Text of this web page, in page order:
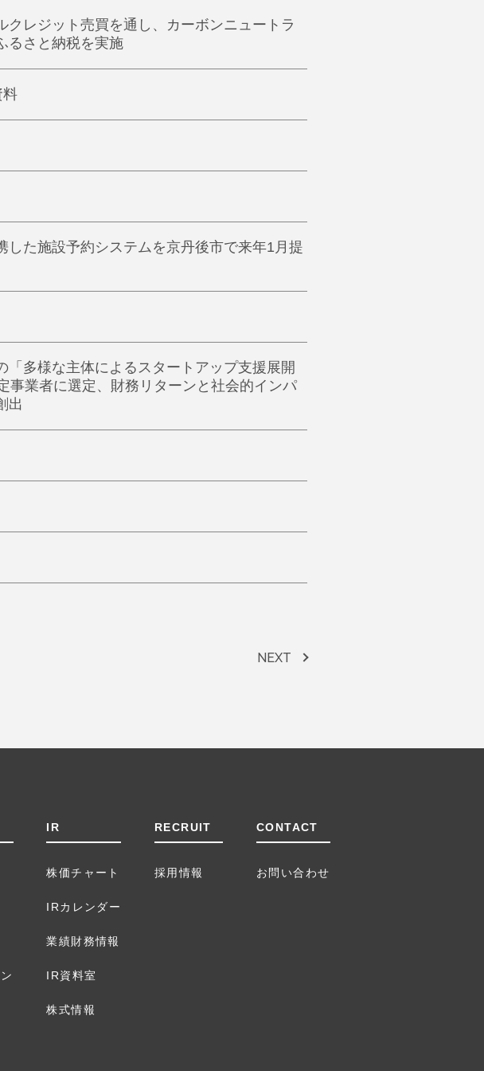
レジット売買を通し、カーボンニュートラ
るさと納税を実施
料
した施設予約システムを京丹後市で来年1月提
「多様な主体によるスタートアップ支援展開
事業者に選定、財務リターンと社会的インパ
出
NEXT
IR
株価チャート
IRカレンダー
業績財務情報
IR資料室
株式情報
RECRUIT
採用情報
CONTACT
お問い合わせ